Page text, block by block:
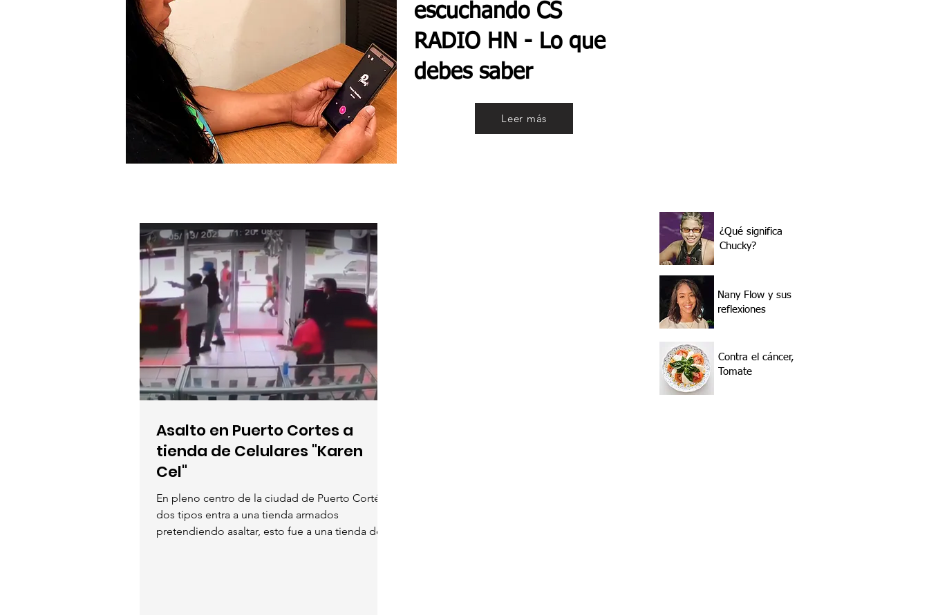
escuchando CS
RADIO HN - Lo que
debes saber
Leer más
Asalto en Puerto Cortes a
tienda de Celulares "Karen
Cel"
En pleno centro de la ciudad de Puerto Cortés,
dos tipos entra a una tienda armados
pretendiendo asaltar, esto fue a una tienda de
¿Qué significa
Chucky?
Nany Flow y sus
reflexiones
Contra el cáncer,
Tomate